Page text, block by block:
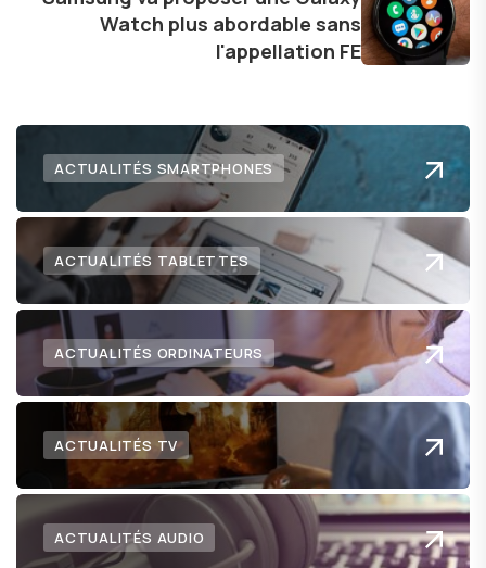
Watch plus abordable sans
l'appellation FE
ACTUALITÉS SMARTPHONES
ACTUALITÉS TABLETTES
ACTUALITÉS ORDINATEURS
ACTUALITÉS TV
ACTUALITÉS AUDIO